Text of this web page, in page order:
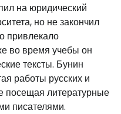
на юридический
но не закончил
привлекало
во время учебы он
тексты. Бунин
работы русских и
посещая литературные
писателями.